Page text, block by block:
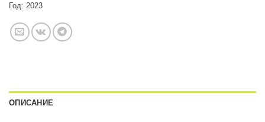
Год: 2023
ОПИСАНИЕ